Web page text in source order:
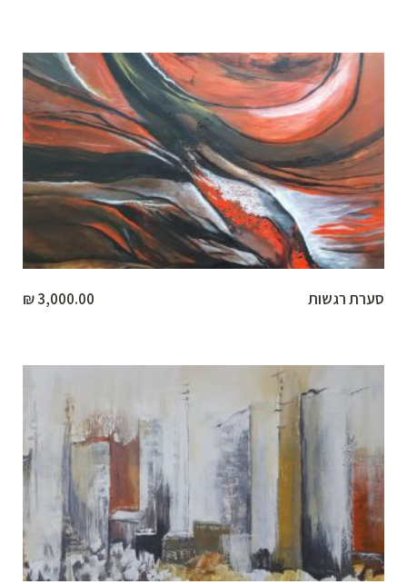
סערת רגשות 3,000.00
₪